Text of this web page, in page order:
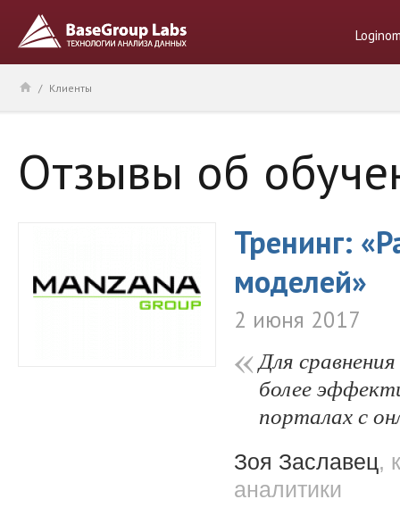
/ Клиенты
Отзывы об
Тренинг:
моделей»
2 июня 2017
Для
более
порталах с
Зоя Заславец,
аналитики